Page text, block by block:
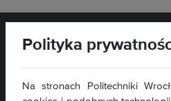
Polityka
Na stronach Politechniki